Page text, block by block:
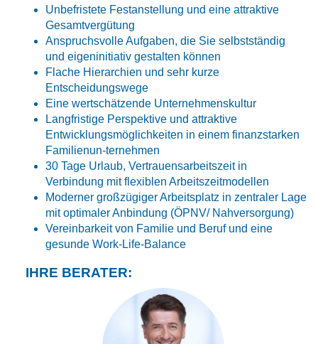
Unbefristete Festanstellung und eine attraktive
Gesamtvergütung
Anspruchsvolle Aufgaben, die Sie selbstständig
und eigeninitiativ gestalten können
Flache Hierarchien und sehr kurze
Entscheidungswege
Eine wertschätzende Unternehmenskultur
Langfristige Perspektive und attraktive
Entwicklungsmöglichkeiten in einem finanzstarken
Familienun-ternehmen
30 Tage Urlaub, Vertrauensarbeitszeit in
Verbindung mit flexiblen Arbeitszeitmodellen
Moderner großzügiger Arbeitsplatz in zentraler Lage
mit optimaler Anbindung (ÖPNV/ Nahversorgung)
Vereinbarkeit von Familie und Beruf und eine
gesunde Work-Life-Balance
IHRE BERATER: